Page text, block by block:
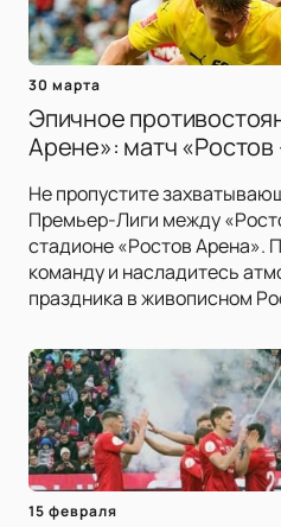
30 марта
Эпичное
Арене»: матч «Ростов
Не пропустите
Премьер-Лиги между
стадионе «Ростов Арена».
команду и насладитесь
праздника в живописном
15 февраля